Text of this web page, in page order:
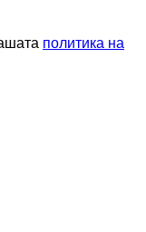
политика на